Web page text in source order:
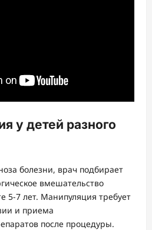
у детей разного
болезни, врач подбирает
вмешательство
5-7 лет. Манипуляция требует
и приема
после процедуры.